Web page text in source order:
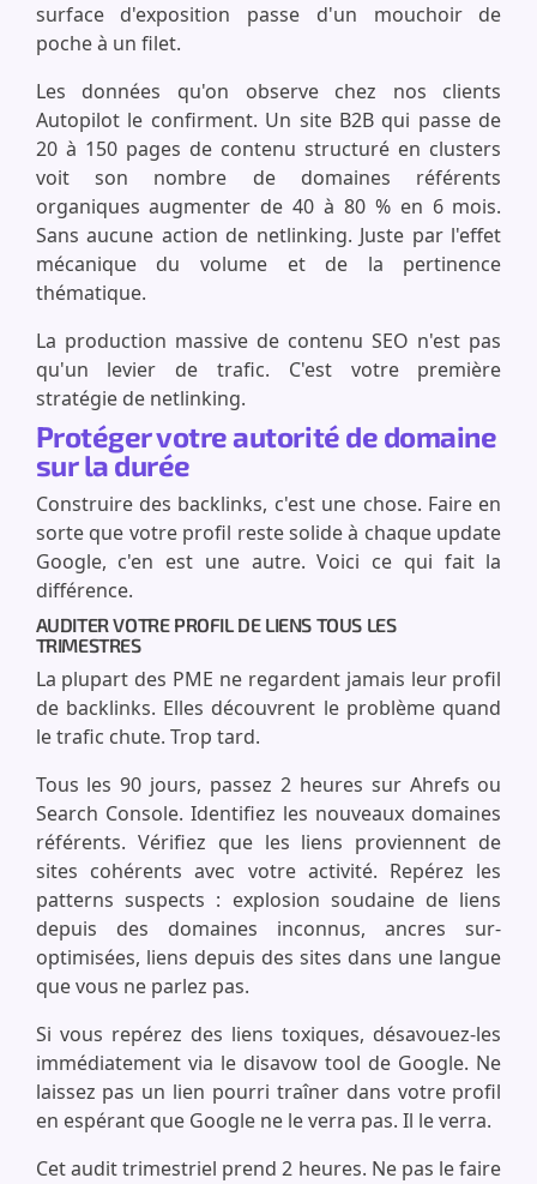
surface d'exposition passe d'un mouchoir de
poche à un filet.
Les données qu'on observe chez nos clients
Autopilot le confirment. Un site B2B qui passe de
20 à 150 pages de contenu structuré en clusters
voit son nombre de domaines référents
organiques augmenter de 40 à 80 % en 6 mois.
Sans aucune action de netlinking. Juste par l'effet
mécanique du volume et de la pertinence
thématique.
La production massive de contenu SEO n'est pas
qu'un levier de trafic. C'est votre première
stratégie de netlinking.
Protéger votre autorité de domaine
sur la durée
Construire des backlinks, c'est une chose. Faire en
sorte que votre profil reste solide à chaque update
Google, c'en est une autre. Voici ce qui fait la
différence.
AUDITER VOTRE PROFIL DE LIENS TOUS LES
TRIMESTRES
La plupart des PME ne regardent jamais leur profil
de backlinks. Elles découvrent le problème quand
le trafic chute. Trop tard.
Tous les 90 jours, passez 2 heures sur Ahrefs ou
Search Console. Identifiez les nouveaux domaines
référents. Vérifiez que les liens proviennent de
sites cohérents avec votre activité. Repérez les
patterns suspects : explosion soudaine de liens
depuis des domaines inconnus, ancres sur-
optimisées, liens depuis des sites dans une langue
que vous ne parlez pas.
Si vous repérez des liens toxiques, désavouez-les
immédiatement via le disavow tool de Google. Ne
laissez pas un lien pourri traîner dans votre profil
en espérant que Google ne le verra pas. Il le verra.
Cet audit trimestriel prend 2 heures. Ne pas le faire